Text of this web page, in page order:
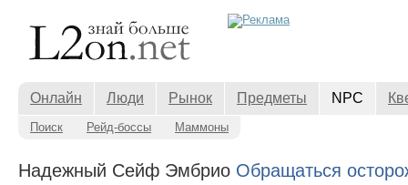
Онлайн Люди Рынок Предметы NPC
Поиск Рейд-боссы Маммоны
Надежный Сейф Эмбрио Обращаться